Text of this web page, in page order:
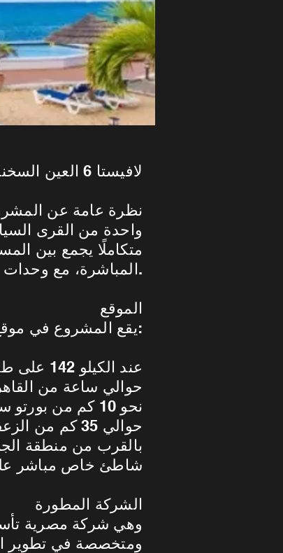
La Vista 6 Ain Sokhna – لافيستا 6 العين السخنة
نظرة عامة عن
متكاملًا يجمع بين
المباشرة، مع وحدات متنوعة وخدمات متكاملة توفر تجربة مصيفية راقية.
الموقع
يقع المشروع في موقع مميز بالعين السخنة:
* عند الكيلو 142 على طريق السويس – الزعفرانة
* حوالي ساعة من
* نحو 10 كم من بورتو سخنة
* حوالي 35 كم من الزعفرانة
* بالقرب من منطقة
* شاطئ خاص مباشر
الشركة المطورة
ومتخصصة في تطوير